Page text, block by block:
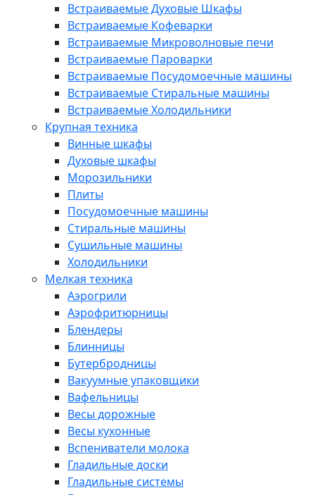
Встраиваемые Духовые Шкафы
Встраиваемые Кофеварки
Встраиваемые Микроволновые печи
Встраиваемые Пароварки
Встраиваемые Посудомоечные машины
Встраиваемые Стиральные машины
Встраиваемые Холодильники
Крупная техника
Винные шкафы
Духовые шкафы
Морозильники
Плиты
Посудомоечные машины
Стиральные машины
Сушильные машины
Холодильники
Мелкая техника
Аэрогрили
Аэрофритюрницы
Блендеры
Блинницы
Бутербродницы
Вакуумные упаковщики
Вафельницы
Весы дорожные
Весы кухонные
Вспениватели молока
Гладильные доски
Гладильные системы